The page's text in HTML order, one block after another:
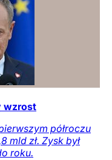
wzrost
półroczu
mld zł. Zysk był
roku.